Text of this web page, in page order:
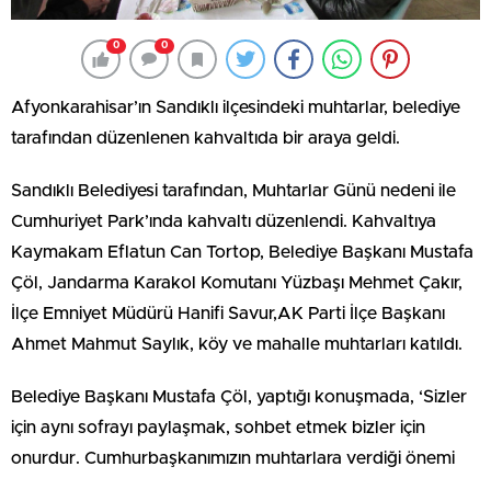
0 0
Afyonkarahisar’ın Sandıklı ilçesindeki muhtarlar, belediye
tarafından düzenlenen kahvaltıda bir araya geldi.
Sandıklı Belediyesi tarafından, Muhtarlar Günü nedeni ile
Cumhuriyet Park’ında kahvaltı düzenlendi. Kahvaltıya
Kaymakam Eflatun Can Tortop, Belediye Başkanı Mustafa
Çöl, Jandarma Karakol Komutanı Yüzbaşı Mehmet Çakır,
İlçe Emniyet Müdürü Hanifi Savur,AK Parti İlçe Başkanı
Ahmet Mahmut Saylık, köy ve mahalle muhtarları katıldı.
Belediye Başkanı Mustafa Çöl, yaptığı konuşmada, ‘Sizler
için aynı sofrayı paylaşmak, sohbet etmek bizler için
onurdur. Cumhurbaşkanımızın muhtarlara verdiği önemi